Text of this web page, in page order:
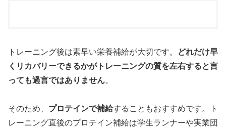
トレーニング後は素早い栄養補給が大切です。
どれだけ早
くリカバリーできるかがトレーニングの質を左右すると言
っても過言ではありません。
そのため、 プロテインで補給することもおすすめです。ト
レーニング直後のプロテイン補給は学生ランナーや実業団